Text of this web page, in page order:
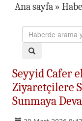
Ana sayfa »
Seyyid Cafer
Ziyaretçilere
Sunmaya